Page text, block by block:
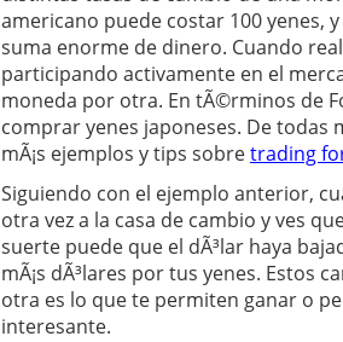
americano puede costar 100 yenes,
suma enorme de dinero. Cuando
participando activamente en el
moneda por otra. En tÃ©rminos de
comprar yenes japoneses. De todas
mÃ¡s ejemplos y tips sobretrading
Siguiendo con el ejemplo anterior,
otra vez a la casa de cambio y ves
suerte puede que el dÃ³lar haya
mÃ¡s dÃ³lares por tus yenes. Estos
otra es lo que te permiten ganar o
interesante.